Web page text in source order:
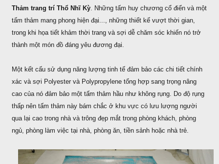
Thảm trang trí Thổ Nhĩ Kỳ. Những tấm huy chương cổ điển và một
tấm thảm mang phong hiện đại..., những thiết kế vượt thời gian,
trong khi họa tiết khảm thời trang và sợi dễ chăm sóc khiến nó trở
thành một món đồ đáng yêu đương đại.
Một kết cấu sử dụng năng lượng tinh tế đảm bảo các chi tiết chính
xác và sợi Polyester và Polypropylene tổng hợp sang trọng nâng
cao của nó đảm bảo một tấm thảm hầu như không rụng. Do độ rụng
thấp nên tấm thảm này bám chắc ở khu vực có lưu lượng người
qua lại cao trong nhà và trông đẹp mắt trong phòng khách, phòng
ngủ, phòng làm việc tại nhà, phòng ăn, tiền sảnh hoặc nhà trẻ.